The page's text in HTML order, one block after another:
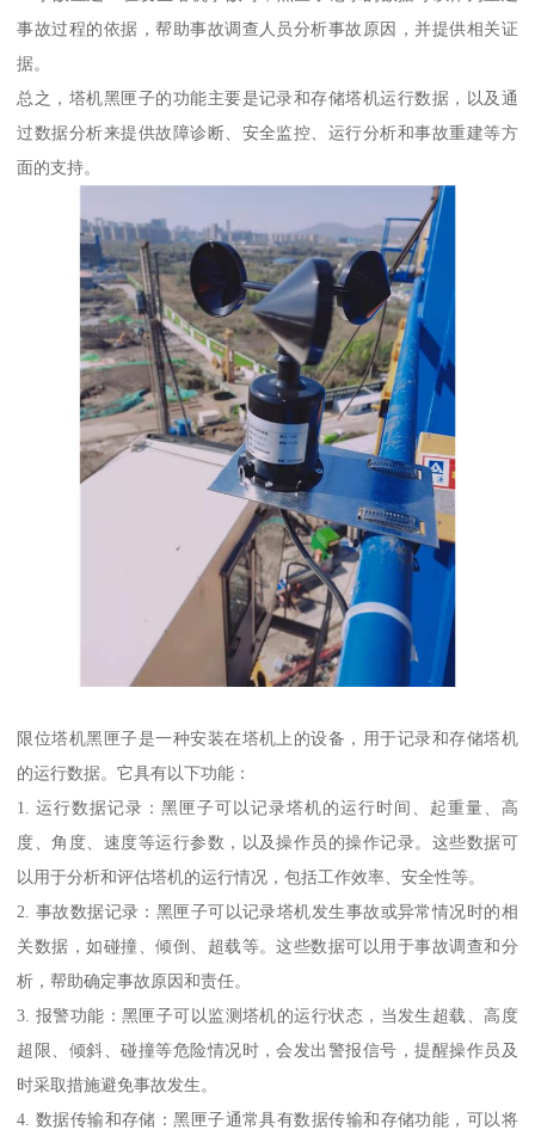
事故过程的依据，帮助事故调查人员分析事故原因，并提供相关证
据。
总之，塔机黑匣子的功能主要是记录和存储塔机运行数据，以及通
过数据分析来提供故障诊断、安全监控、运行分析和事故重建等方
面的支持。
限位塔机黑匣子是一种安装在塔机上的设备，用于记录和存储塔机
的运行数据。它具有以下功能：
1. 运行数据记录：黑匣子可以记录塔机的运行时间、起重量、高
度、角度、速度等运行参数，以及操作员的操作记录。这些数据可
以用于分析和评估塔机的运行情况，包括工作效率、安全性等。
2. 事故数据记录：黑匣子可以记录塔机发生事故或异常情况时的相
关数据，如碰撞、倾倒、超载等。这些数据可以用于事故调查和分
析，帮助确定事故原因和责任。
3. 报警功能：黑匣子可以监测塔机的运行状态，当发生超载、高度
超限、倾斜、碰撞等危险情况时，会发出警报信号，提醒操作员及
时采取措施避免事故发生。
4. 数据传输和存储：黑匣子通常具有数据传输和存储功能，可以将